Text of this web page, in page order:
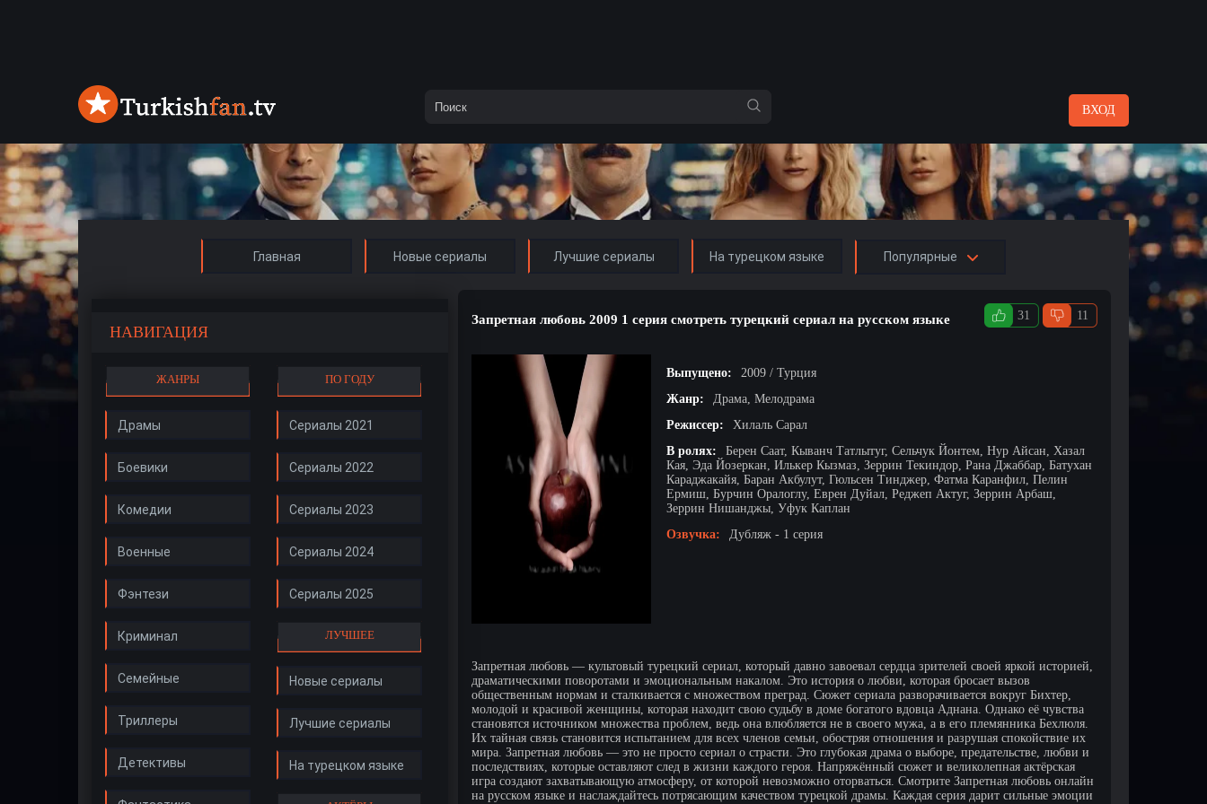
ВХОД
Главная Новые сериалы Лучшие сериалы На турецком языке Популярные
НАВИГАЦИЯ
ЖАНРЫ
Драмы
Боевики
Комедии
Военные
Фэнтези
Криминал
Семейные
Триллеры
Детективы
ПО ГОДУ
Сериалы 2021
Сериалы 2022
Сериалы 2023
Сериалы 2024
Сериалы 2025
ЛУЧШЕЕ
Новые сериалы
Лучшие сериалы
На турецком языке
Запретная любовь 2009 1 серия смотреть турецкий сериал на русском языке 31 11
Выпущено:
2009 / Турция
Жанр:
Драма, Мелодрама
Режиссер:
Хилаль Сарал
В ролях:
Берен Саат, Кыванч Татлытуг, Сельчук Йонтем, Нур Айсан, Хазал
Кая, Эда Йозеркан, Илькер Кызмаз, Зеррин Текиндор, Рана Джаббар, Батухан
Караджакайя, Баран Акбулут, Гюльсен Тинджер, Фатма Каранфил, Пелин
Ермиш, Бурчин Оралоглу, Еврен Дуйал, Реджеп Актуг, Зеррин Арбаш,
Зеррин Нишанджы, Уфук Каплан
Озвучка:
Дубляж - 1 серия
Запретная любовь — культовый турецкий сериал, который давно завоевал сердца зрителей своей яркой историей,
драматическими поворотами и эмоциональным накалом. Это история о любви, которая бросает вызов
общественным нормам и сталкивается с множеством преград. Сюжет сериала разворачивается вокруг Бихтер,
молодой и красивой женщины, которая находит свою судьбу в доме богатого вдовца Аднана. Однако её чувства
становятся источником множества проблем, ведь она влюбляется не в своего мужа, а в его племянника Бехлюля.
Их тайная связь становится испытанием для всех членов семьи, обостряя отношения и разрушая спокойствие их
мира. Запретная любовь — это не просто сериал о страсти. Это глубокая драма о выборе, предательстве, любви и
последствиях, которые оставляют след в жизни каждого героя. Напряжённый сюжет и великолепная актёрская
игра создают захватывающую атмосферу, от которой невозможно оторваться. Смотрите Запретная любовь онлайн
на русском языке и наслаждайтесь потрясающим качеством турецкой драмы. Каждая серия дарит сильные эмоции